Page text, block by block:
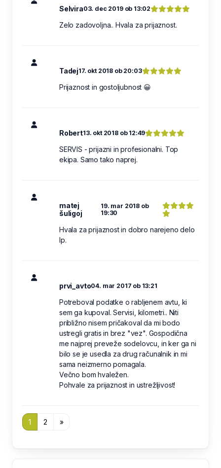
Selvira03. dec 2019 ob 13:02
Zelo zadovoljna.. Hvala za prijaznost.
Tadej17. okt 2018 ob 20:03
Prijaznost in gostoljubnost 😀
Robert13. okt 2018 ob 12:49
SERVIS - prijazni in profesionalni. Top
ekipa. Samo tako naprej.
matej
šuligoj
19. mar 2018 ob
19:30
Hvala za prijaznost in dobro narejeno delo
lp.
prvi_avto04. mar 2017 ob 13:21
Potreboval podatke o rabljenem avtu, ki
sem ga kupoval. Servisi, kilometri.. Niti
približno nisem pričakoval da mi bodo
ustregli gratis in brez "vez". Gospodična
me najprej preveže sodelovcu, in ker ga ni
bilo se je usedla za drug računalnik in mi
sama neizmerno pomagala.
Večno bom hvaležen.
Pohvale za prijaznost in ustrežljivost!
1 2 »